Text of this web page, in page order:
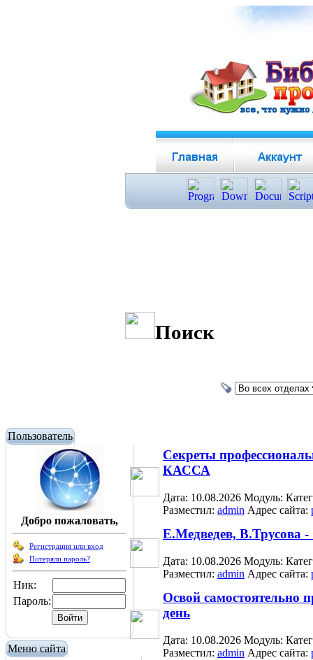
Пользователь
Добро пожаловать,
Регистрация или вход
Потеряли пароль?
Ник:
Пароль:
Меню сайта
Поиск
Секреты
КАССА
Дата: 10.08.2026 Модуль:
Разместил: admin Адрес сайта:
Е.Медведев, В.Трусова
Дата: 10.08.2026 Модуль:
Разместил: admin Адрес сайта:
Освой самостоятельно
день
Дата: 10.08.2026 Модуль:
Разместил: admin Адрес сайта: